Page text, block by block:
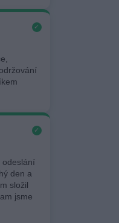
✓
✓
odeslání
den a
složil
jsme